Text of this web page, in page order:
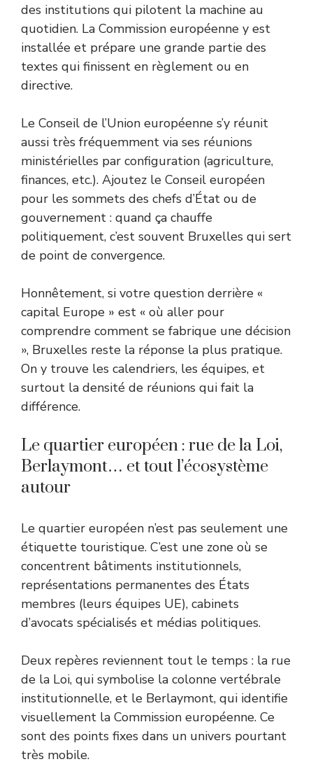
des institutions qui pilotent la machine au
quotidien. La Commission européenne y est
installée et prépare une grande partie des
textes qui finissent en règlement ou en
directive.
Le Conseil de l’Union européenne s’y réunit
aussi très fréquemment via ses réunions
ministérielles par configuration (agriculture,
finances, etc.). Ajoutez le Conseil européen
pour les sommets des chefs d’État ou de
gouvernement : quand ça chauffe
politiquement, c’est souvent Bruxelles qui sert
de point de convergence.
Honnêtement, si votre question derrière «
capital Europe » est « où aller pour
comprendre comment se fabrique une décision
», Bruxelles reste la réponse la plus pratique.
On y trouve les calendriers, les équipes, et
surtout la densité de réunions qui fait la
différence.
Le quartier européen : rue de la Loi,
Berlaymont… et tout l’écosystème
autour
Le quartier européen n’est pas seulement une
étiquette touristique. C’est une zone où se
concentrent bâtiments institutionnels,
représentations permanentes des États
membres (leurs équipes UE), cabinets
d’avocats spécialisés et médias politiques.
Deux repères reviennent tout le temps : la rue
de la Loi, qui symbolise la colonne vertébrale
institutionnelle, et le Berlaymont, qui identifie
visuellement la Commission européenne. Ce
sont des points fixes dans un univers pourtant
très mobile.